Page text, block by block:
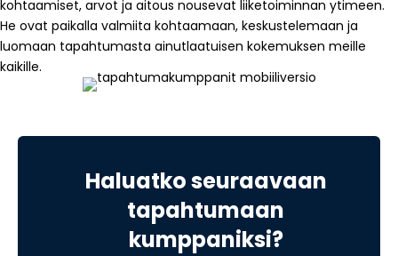
kohtaamiset, arvot ja aitous nousevat liiketoiminnan ytimeen.
He ovat paikalla valmiita kohtaamaan, keskustelemaan ja
luomaan tapahtumasta ainutlaatuisen kokemuksen meille
kaikille.
Haluatko seuraavaan
tapahtumaan
kumppaniksi?